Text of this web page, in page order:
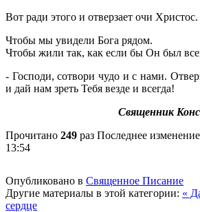
Вот ради этого и отверзает очи Христос.
Чтобы мы увидели Бога рядом.
Чтобы жили так, как если бы Он был
- Господи, сотвори чудо и с нами.
и дай нам зреть Тебя везде и всегда!
Священник
Прочитано 249 раз Последнее
13:54
Опубликовано в Священное Писание
Другие материалы в этой категории: «
сердце